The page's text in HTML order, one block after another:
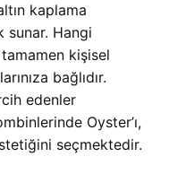
kaplama
sunar. Hangi
kişisel
bağlıdır.
edenler
Oyster’ı,
seçmektedir.